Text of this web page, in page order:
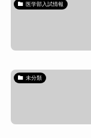
医学部入試情報
未分類